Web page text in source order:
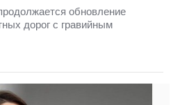
обновление
дорог с гравийным